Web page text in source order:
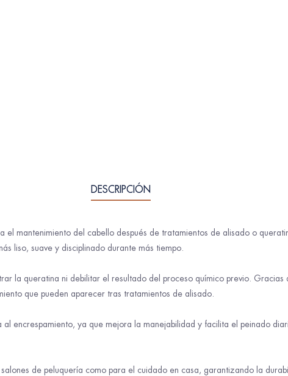
DESCRIPCIÓN
mantenimiento del cabello después de tratamientos de alisado o
liso, suave y disciplinado durante más tiempo.
la queratina ni debilitar el resultado del proceso químico previo.
que pueden aparecer tras tratamientos de alisado.
encrespamiento, ya que mejora la manejabilidad y facilita el peinado
de peluquería como para el cuidado en casa, garantizando la